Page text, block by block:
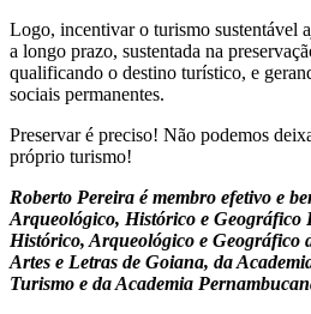
Logo, incentivar o turismo sustentável
a longo prazo, sustentada na
qualificando o destino turístico, e
sociais permanentes.
Preservar é preciso! Não podemos
próprio turismo!
Roberto Pereira é membro efetivo e
Arqueológico, Histórico e Geográfico
Histórico, Arqueológico e Geográfico
Artes e Letras de Goiana, da
Turismo e da Academia